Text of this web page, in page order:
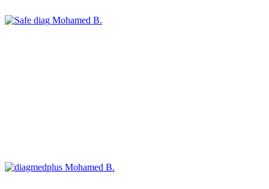
Mohamed B.
Mohamed B.